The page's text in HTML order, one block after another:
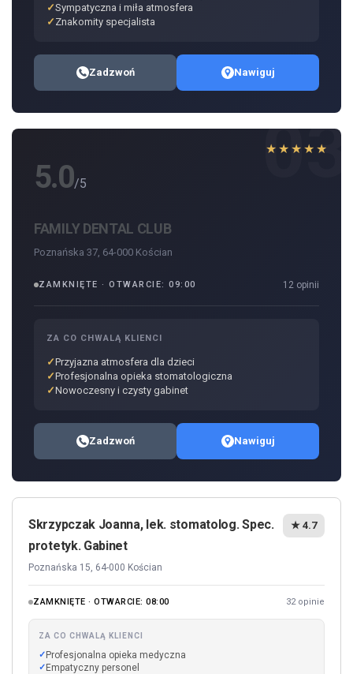
Sympatyczna i miła atmosfera
Znakomity specjalista
Zadzwoń Nawiguj
03
★★★★★
5.0/5
FAMILY DENTAL CLUB
Poznańska 37, 64-000 Kościan
ZAMKNIĘTE · OTWARCIE: 09:00 12 opinii
ZA CO CHWALĄ KLIENCI
Przyjazna atmosfera dla dzieci
Profesjonalna opieka stomatologiczna
Nowoczesny i czysty gabinet
Zadzwoń Nawiguj
Skrzypczak Joanna, lek. stomatolog. Spec.
protetyk. Gabinet
Poznańska 15, 64-000 Kościan
★ 4.7
ZAMKNIĘTE · OTWARCIE: 08:00 32 opinie
ZA CO CHWALĄ KLIENCI
Profesjonalna opieka medyczna
Empatyczny personel